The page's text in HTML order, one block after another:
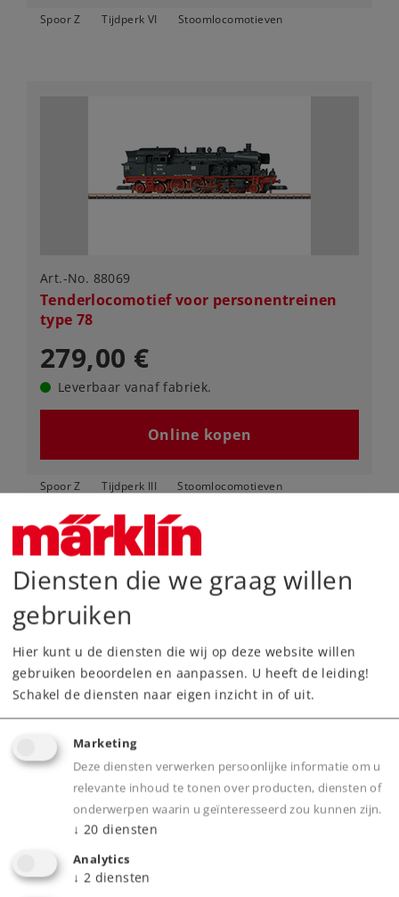
Spoor Z Tijdperk VI Stoomlocomotieven
Art.-No. 88069
Tenderlocomotief voor personentreinen
type 78
279,00 €
Leverbaar vanaf fabriek.
Online kopen
Spoor Z Tijdperk III Stoomlocomotieven
Art.-No. 88295
Stoomlocomotief type Gt 2 x 4/4
389,00 €
Nog niet leverbaar.
Diensten die we graag willen
gebruiken
Hier kunt u de diensten die wij op deze website willen
gebruiken beoordelen en aanpassen. U heeft de leiding!
Schakel de diensten naar eigen inzicht in of uit.
Marketing
Deze diensten verwerken persoonlijke informatie om u
relevante inhoud te tonen over producten, diensten of
onderwerpen waarin u geïnteresseerd zou kunnen zijn.
↓ 20 diensten
Analytics
↓ 2 diensten